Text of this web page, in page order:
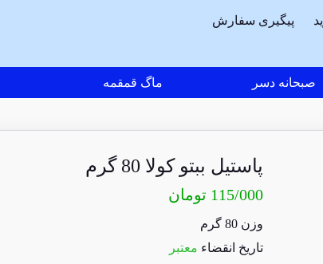
پیگیری سفارش
صبحانه دسر ماگ قمقمه
پاستیل ببتو کولا 80 گرم
115/000 تومان
وزن 80 گرم
تاریخ انقضاء معتبر